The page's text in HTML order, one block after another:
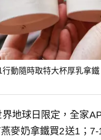
動隨時取特大杯厚乳拿
地球日限定，全家
麥奶拿鐵買2送1；